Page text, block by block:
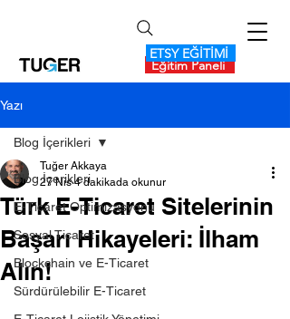
Eğitim Paneli
ETSY EĞİTİMİ
Yazı
Blog İçerikleri
E-Ticaret Optimizasyonu
Sosyal Ticaret
Blockchain ve E-Ticaret
Sürdürülebilir E-Ticaret
Blog İçerikleri
Türk E-Ticaret Sitelerinin
Başarı Hikayeleri: İlham
Alın!
Tuğer Akkaya
27 Nis 4 dakikada okunur